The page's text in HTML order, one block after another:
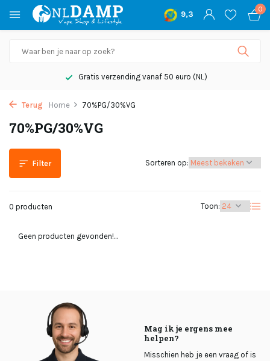
9,3
0
Gratis verzending vanaf 50 euro (NL)
Terug Home 70%PG/30%VG
70%PG/30%VG
Filter
0 producten Toon:
Sorteren op:
Geen producten gevonden!...
Mag ik je ergens mee
helpen?
Misschien heb je een vraag of is